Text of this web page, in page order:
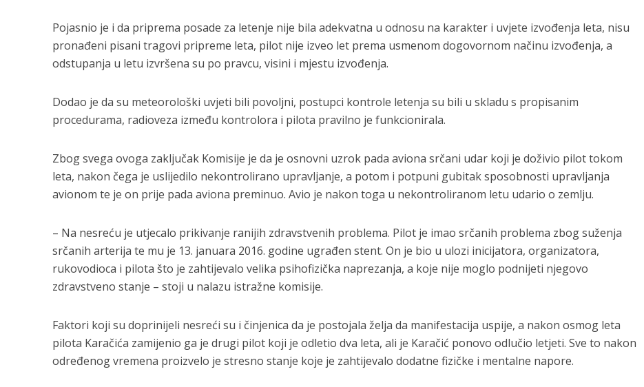
Pojasnio je i da priprema posade za letenje nije bila adekvatna u odnosu na karakter i uvjete izvođenja leta, nisu
pronađeni pisani tragovi pripreme leta, pilot nije izveo let prema usmenom dogovornom načinu izvođenja, a
odstupanja u letu izvršena su po pravcu, visini i mjestu izvođenja.
Dodao je da su meteorološki uvjeti bili povoljni, postupci kontrole letenja su bili u skladu s propisanim
procedurama, radioveza između kontrolora i pilota pravilno je funkcionirala.
Zbog svega ovoga zaključak Komisije je da je osnovni uzrok pada aviona srčani udar koji je doživio pilot tokom
leta, nakon čega je uslijedilo nekontrolirano upravljanje, a potom i potpuni gubitak sposobnosti upravljanja
avionom te je on prije pada aviona preminuo. Avio je nakon toga u nekontroliranom letu udario o zemlju.
– Na nesreću je utjecalo prikivanje ranijih zdravstvenih problema. Pilot je imao srčanih problema zbog suženja
srčanih arterija te mu je 13. januara 2016. godine ugrađen stent. On je bio u ulozi inicijatora, organizatora,
rukovodioca i pilota što je zahtijevalo velika psihofizička naprezanja, a koje nije moglo podnijeti njegovo
zdravstveno stanje – stoji u nalazu istražne komisije.
Faktori koji su doprinijeli nesreći su i činjenica da je postojala želja da manifestacija uspije, a nakon osmog leta
pilota Karačića zamijenio ga je drugi pilot koji je odletio dva leta, ali je Karačić ponovo odlučio letjeti. Sve to nakon
određenog vremena proizvelo je stresno stanje koje je zahtijevalo dodatne fizičke i mentalne napore.